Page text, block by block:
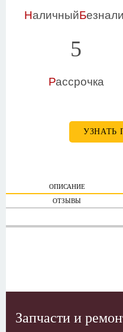
НаличныйБ
5
Рассрочка
УЗНАТЬ
ОПИСАНИЕ
ОТЗЫВЫ
Запчасти и